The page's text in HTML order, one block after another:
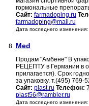
гормональные
Сайт: farmadoping.ru
farmadoping@mail.ru
Дата последнего
8. Med
Продам "Амбене" В
РЕЦЕПТУ в Германии в
прилагается). Срок
за упаковку. т.(495) 769-
Сайт: plast.ru Телефон:
plast56@rambler.ru
Дата последнего